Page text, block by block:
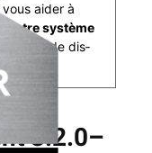
aider à
votre sys­tème
à base de dis­
3.2.0–